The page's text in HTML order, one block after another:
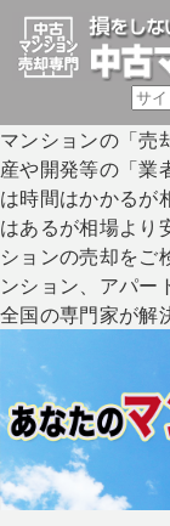
マンションの「売
産や開発等の「業
は時間はかかるが
はあるが相場より
ションの売却をご
ンション、アパー
全国の専門家が解